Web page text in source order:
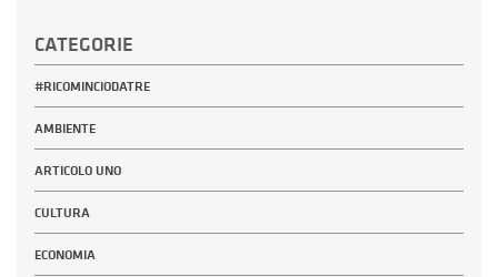
CATEGORIE
#RICOMINCIODATRE
AMBIENTE
ARTICOLO UNO
CULTURA
ECONOMIA